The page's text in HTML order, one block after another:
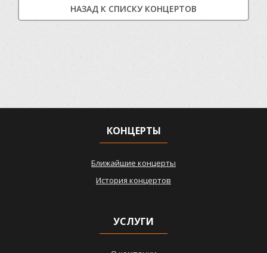
НАЗАД К СПИСКУ КОНЦЕРТОВ
КОНЦЕРТЫ
Ближайшие концерты
История концертов
УСЛУГИ